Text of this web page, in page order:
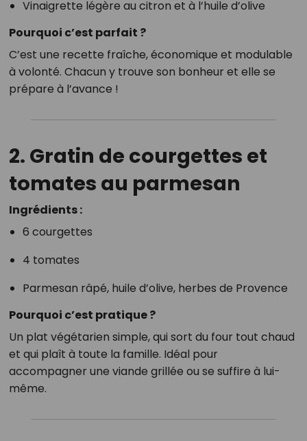
Vinaigrette légère au citron et à l’huile d’olive
Pourquoi c’est parfait ?
C’est une recette fraîche, économique et modulable
à volonté. Chacun y trouve son bonheur et elle se
prépare à l’avance !
2. Gratin de courgettes et
tomates au parmesan
Ingrédients :
6 courgettes
4 tomates
Parmesan râpé, huile d’olive, herbes de Provence
Pourquoi c’est pratique ?
Un plat végétarien simple, qui sort du four tout chaud
et qui plaît à toute la famille. Idéal pour
accompagner une viande grillée ou se suffire à lui-
même.